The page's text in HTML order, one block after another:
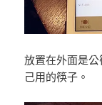
放置在外面是
己用的筷子。